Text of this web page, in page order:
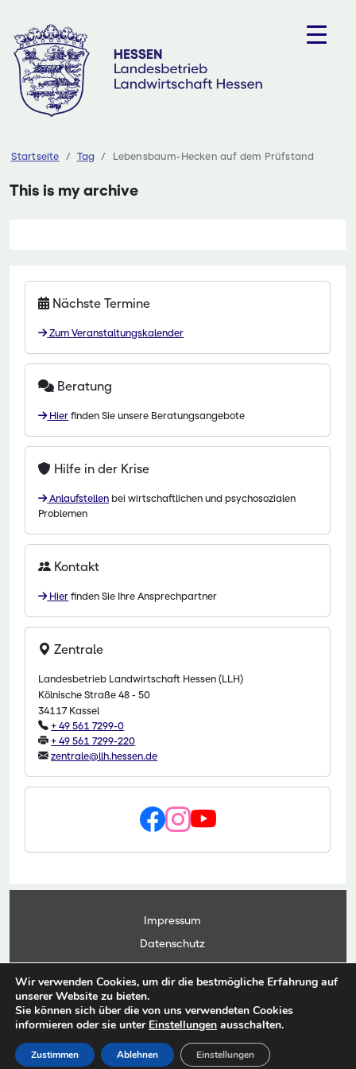
Inhalt
springen
Startseite Tag Lebensbaum-Hecken auf dem Prüfstand
This is my archive
Nächste Termine
Zum Veranstaltungskalender
Beratung
Hier finden Sie unsere Beratungsangebote
Hilfe in der Krise
Anlaufstellen bei wirtschaftlichen und psychosozialen
Problemen
Kontakt
Hier finden Sie Ihre Ansprechpartner
Zentrale
Landesbetrieb Landwirtschaft Hessen (LLH)
Kölnische Straße 48 - 50
34117 Kassel
+ 49 561 7299-0
+ 49 561 7299-220
zentrale@llh.hessen.de
Impressum
Datenschutz
Kontakt
Anwendungsportal
© Copyright Landesbetrieb Landwirtschaft Hessen 2026
Wir verwenden Cookies, um dir die bestmögliche Erfahrung auf
unserer Website zu bieten.
Sie können sich über die von uns verwendeten Cookies
informieren oder sie unter Einstellungen ausschalten.
Zustimmen Ablehnen Einstellungen